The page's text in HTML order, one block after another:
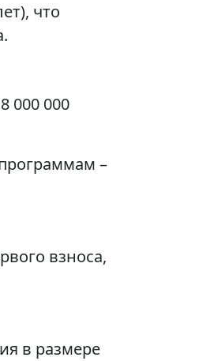
что
000 000
–
взноса,
в размере